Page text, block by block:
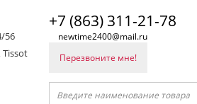
56
Tissot
+7 (863) 311-21-78
newtime2400@mail.ru
Перезвоните мне!